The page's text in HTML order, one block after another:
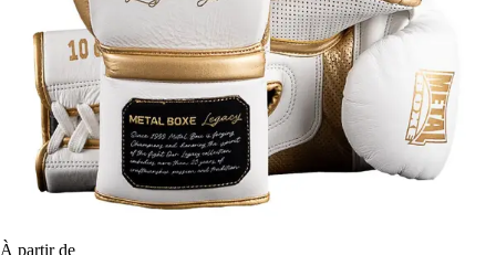
À partir de